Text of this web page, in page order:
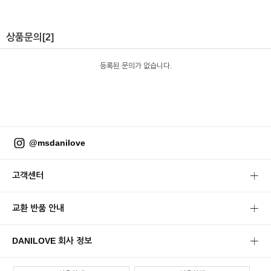
상품문의 [2]
등록된 문의가 없습니다.
@msdanilove
고객센터
교환 반품 안내
DANILOVE 회사 정보